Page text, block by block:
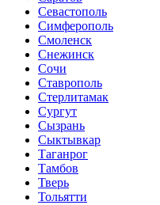
Севастополь
Симферополь
Смоленск
Снежинск
Сочи
Ставрополь
Стерлитамак
Сургут
Сызрань
Сыктывкар
Таганрог
Тамбов
Тверь
Тольятти